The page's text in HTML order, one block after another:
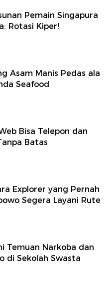
Pemain Singapura
Rotasi Kiper!
Asam Manis Pedas ala
Seafood
Bisa Telepon dan
Batas
Explorer yang Pernah
Segera Layani Rute
Temuan Narkoba dan
di Sekolah Swasta